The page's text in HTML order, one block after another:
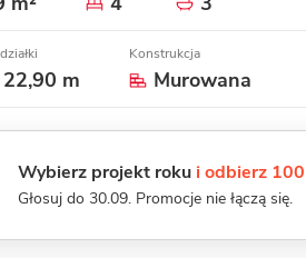
m
Konstrukcja
Murowana
Wybierz projekt roku i odbierz
Głosuj do 30.09. Promocje nie łączą się.